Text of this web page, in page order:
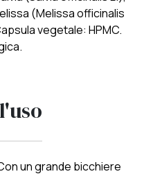
(Melissa officinalis
vegetale: HPMC.
un grande bicchiere